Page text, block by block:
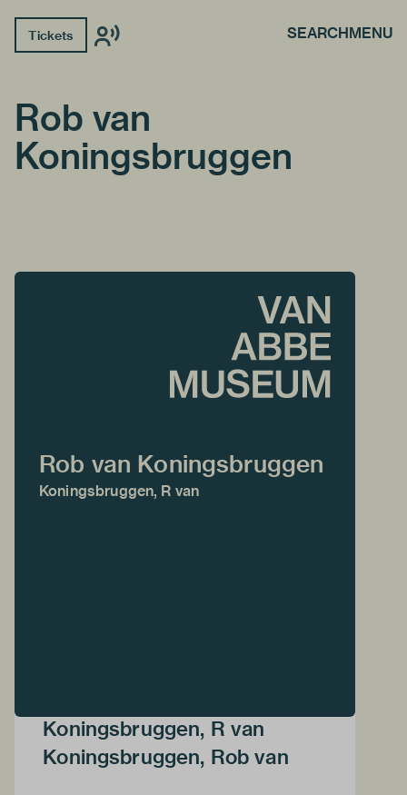
Tickets SEARCHMENU
Rob van
Koningsbruggen
Rob van Koningsbruggen
Koningsbruggen, R van
Koningsbruggen, R van
Koningsbruggen, Rob van